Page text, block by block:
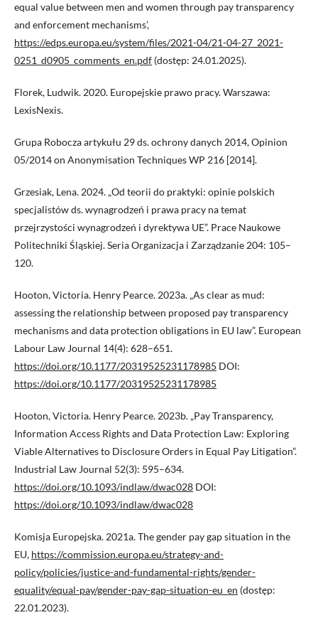
equal value between men and women through pay transparency
and enforcement mechanisms’,
https://edps.europa.eu/system/files/2021-04/21-04-27_2021-
0251_d0905_comments_en.pdf (dostęp: 24.01.2025).
Florek, Ludwik. 2020. Europejskie prawo pracy. Warszawa:
LexisNexis.
Grupa Robocza artykułu 29 ds. ochrony danych 2014, Opinion
05/2014 on Anonymisation Techniques WP 216 [2014].
Grzesiak, Lena. 2024. „Od teorii do praktyki: opinie polskich
specjalistów ds. wynagrodzeń i prawa pracy na temat
przejrzystości wynagrodzeń i dyrektywa UE”. Prace Naukowe
Politechniki Śląskiej. Seria Organizacja i Zarządzanie 204: 105–
120.
Hooton, Victoria. Henry Pearce. 2023a. „As clear as mud:
assessing the relationship between proposed pay transparency
mechanisms and data protection obligations in EU law”. European
Labour Law Journal 14(4): 628–651.
https://doi.org/10.1177/20319525231178985 DOI:
https://doi.org/10.1177/20319525231178985
Hooton, Victoria. Henry Pearce. 2023b. „Pay Transparency,
Information Access Rights and Data Protection Law: Exploring
Viable Alternatives to Disclosure Orders in Equal Pay Litigation”.
Industrial Law Journal 52(3): 595–634.
https://doi.org/10.1093/indlaw/dwac028 DOI:
https://doi.org/10.1093/indlaw/dwac028
Komisja Europejska. 2021a. The gender pay gap situation in the
EU, https://commission.europa.eu/strategy-and-
policy/policies/justice-and-fundamental-rights/gender-
equality/equal-pay/gender-pay-gap-situation-eu_en (dostęp:
22.01.2023).